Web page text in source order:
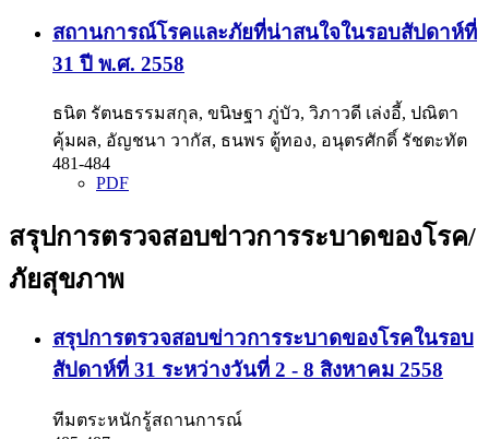
สถานการณ์โรคและภัยที่น่าสนใจในรอบสัปดาห์ที่
31 ปี พ.ศ. 2558
ธนิต รัตนธรรมสกุล, ขนิษฐา ภู่บัว, วิภาวดี เล่งอี้, ปณิตา
คุ้มผล, อัญชนา วากัส, ธนพร ตู้ทอง, อนุตรศักดิ์ รัชตะทัต
481-484
PDF
สรุปการตรวจสอบข่าวการระบาดของโรค/
ภัยสุขภาพ
สรุปการตรวจสอบข่าวการระบาดของโรคในรอบ
สัปดาห์ที่ 31 ระหว่างวันที่ 2 - 8 สิงหาคม 2558
ทีมตระหนักรู้สถานการณ์